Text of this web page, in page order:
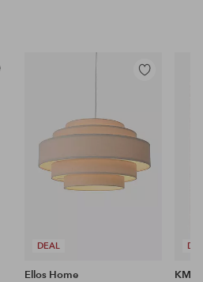
DEAL
Tilføj
Ellos Home
KM